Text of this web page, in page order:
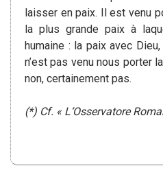
laisser en paix. Il est venu
la plus grande paix à
humaine : la paix avec
n’est pas venu nous porter
non, certainement pas.
(*) Cf. « L‘Osservatore